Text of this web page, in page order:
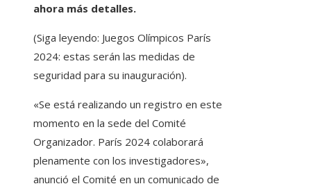
ahora más detalles.
(Siga leyendo: Juegos Olímpicos París
2024: estas serán las medidas de
seguridad para su inauguración).
«Se está realizando un registro en este
momento en la sede del Comité
Organizador. París 2024 colaborará
plenamente con los investigadores»,
anunció el Comité en un comunicado de